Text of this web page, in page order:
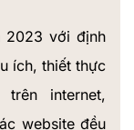
2023 với định
ích, thiết thực
internet,
website đều